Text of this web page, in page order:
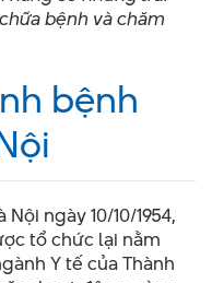
bệnh và chăm
bệnh
ngày 10/10/1954,
tổ chức lại nằm
Y tế của Thành